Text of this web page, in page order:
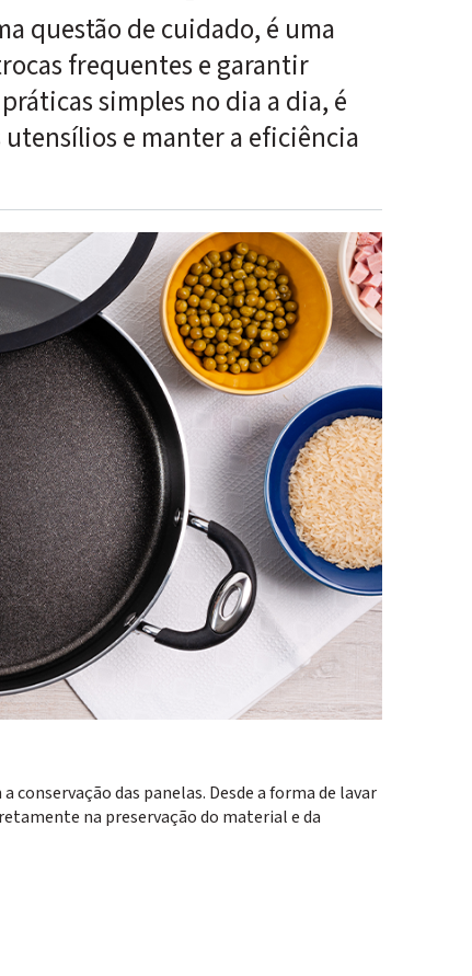
questão de cuidado, é uma
frequentes e garantir
simples no dia a dia, é
e manter a eficiência
das panelas. Desde a forma de lavar
na preservação do material e da